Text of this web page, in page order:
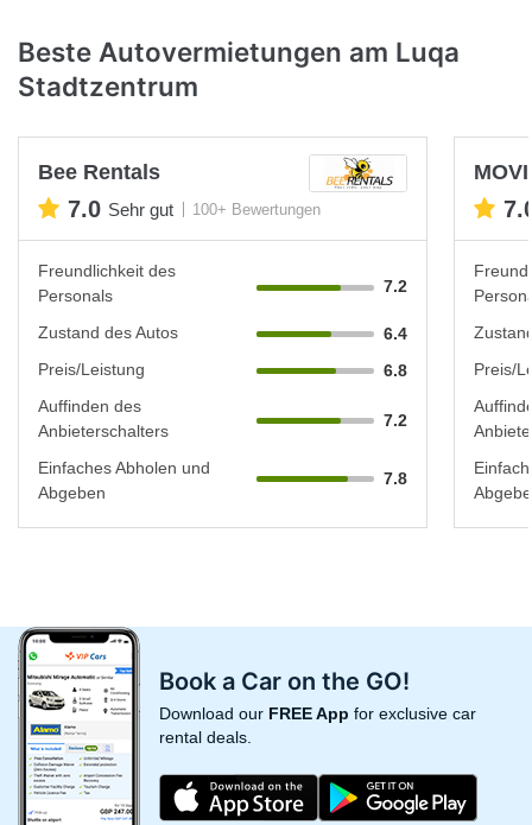
Beste Autovermietungen am Luqa
Stadtzentrum
Bee Rentals
7.0 Sehr gut 100+ Bewertungen
Freundlichkeit des
Personals
7.2
Zustand des Autos
6.4
Preis/Leistung
6.8
Auffinden des
Anbieterschalters
7.2
Einfaches Abholen und
Abgeben
7.8
Preis/
Book a Car on the GO!
Download our FREE App for exclusive car
rental deals.